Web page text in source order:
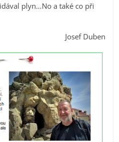
plyn…No a také co při
Josef Duben